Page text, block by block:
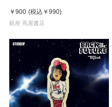
￥900 (税込 ￥990)
銀座 蔦屋書店